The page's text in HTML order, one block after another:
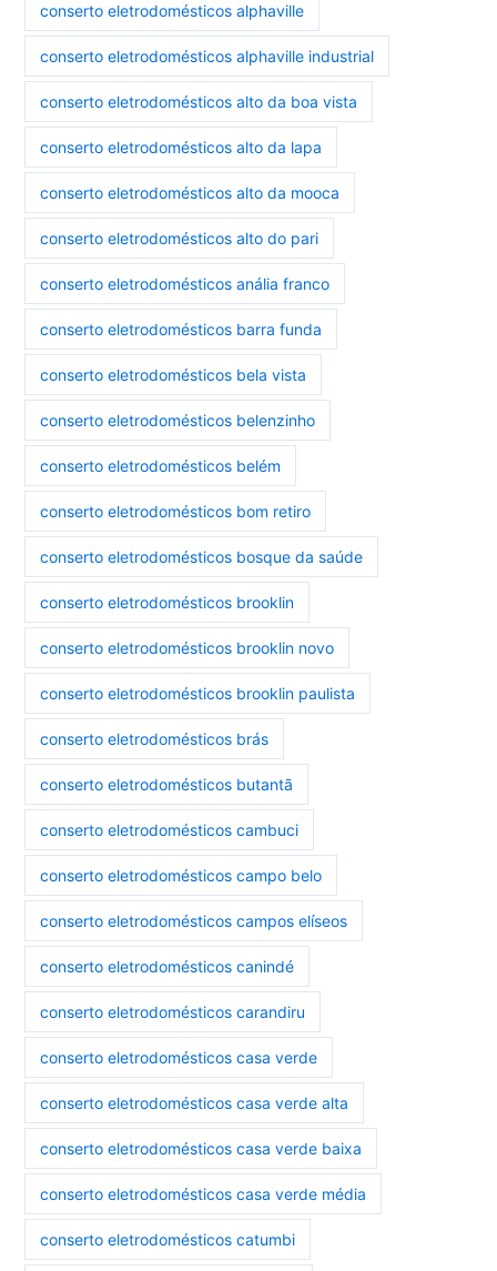
conserto eletrodomésticos alphaville
conserto eletrodomésticos alphaville industrial
conserto eletrodomésticos alto da boa vista
conserto eletrodomésticos alto da lapa
conserto eletrodomésticos alto da mooca
conserto eletrodomésticos alto do pari
conserto eletrodomésticos anália franco
conserto eletrodomésticos barra funda
conserto eletrodomésticos bela vista
conserto eletrodomésticos belenzinho
conserto eletrodomésticos belém
conserto eletrodomésticos bom retiro
conserto eletrodomésticos bosque da saúde
conserto eletrodomésticos brooklin
conserto eletrodomésticos brooklin novo
conserto eletrodomésticos brooklin paulista
conserto eletrodomésticos brás
conserto eletrodomésticos butantã
conserto eletrodomésticos cambuci
conserto eletrodomésticos campo belo
conserto eletrodomésticos campos elíseos
conserto eletrodomésticos canindé
conserto eletrodomésticos carandiru
conserto eletrodomésticos casa verde
conserto eletrodomésticos casa verde alta
conserto eletrodomésticos casa verde baixa
conserto eletrodomésticos casa verde média
conserto eletrodomésticos catumbi